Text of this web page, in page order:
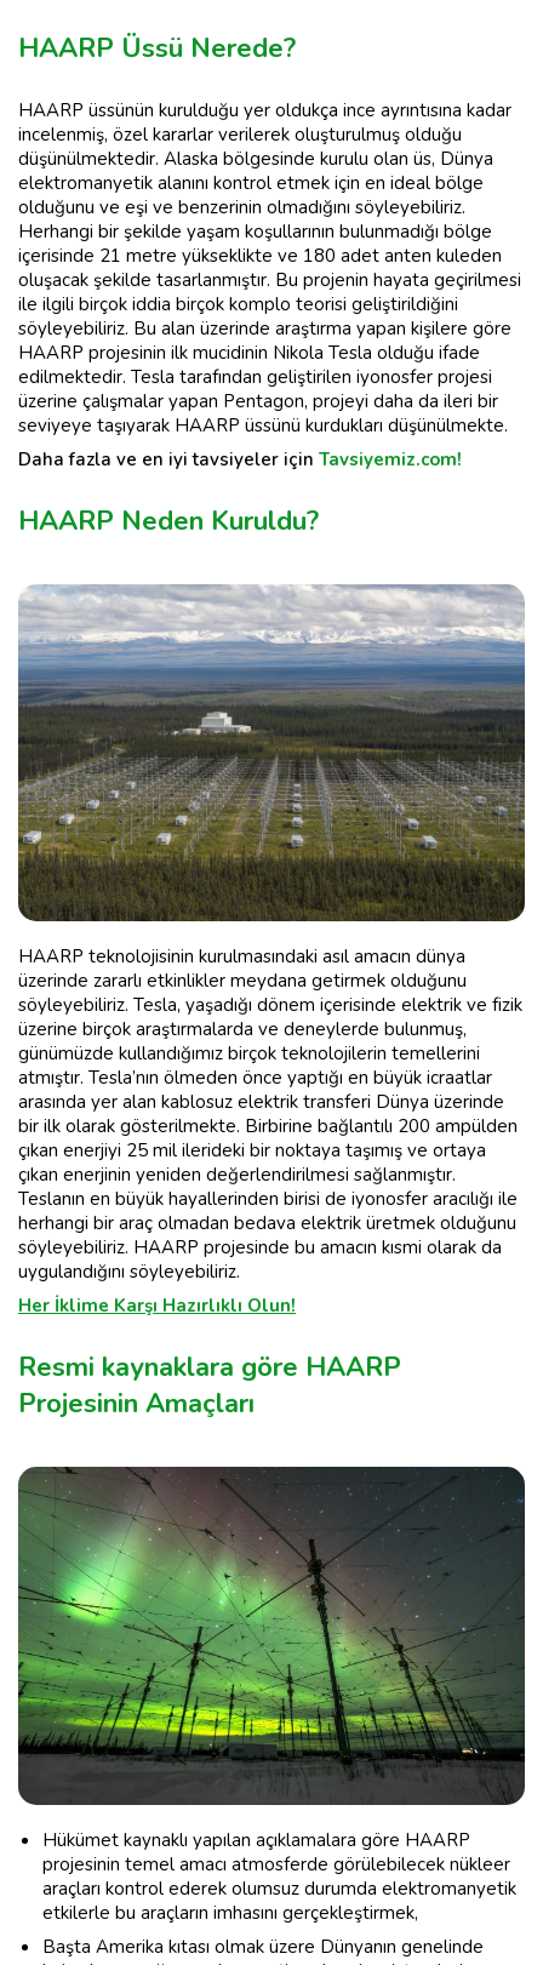
HAARP Üssü Nerede?
HAARP üssünün kurulduğu yer oldukça ince ayrıntısına kadar
incelenmiş, özel kararlar verilerek oluşturulmuş olduğu
düşünülmektedir. Alaska bölgesinde kurulu olan üs, Dünya
elektromanyetik alanını kontrol etmek için en ideal bölge
olduğunu ve eşi ve benzerinin olmadığını söyleyebiliriz.
Herhangi bir şekilde yaşam koşullarının bulunmadığı bölge
içerisinde 21 metre yükseklikte ve 180 adet anten kuleden
oluşacak şekilde tasarlanmıştır. Bu projenin hayata geçirilmesi
ile ilgili birçok iddia birçok komplo teorisi geliştirildiğini
söyleyebiliriz. Bu alan üzerinde araştırma yapan kişilere göre
HAARP projesinin ilk mucidinin Nikola Tesla olduğu ifade
edilmektedir. Tesla tarafından geliştirilen iyonosfer projesi
üzerine çalışmalar yapan Pentagon, projeyi daha da ileri bir
seviyeye taşıyarak HAARP üssünü kurdukları düşünülmekte.
Daha fazla ve en iyi tavsiyeler için Tavsiyemiz.com!
HAARP Neden Kuruldu?
HAARP teknolojisinin kurulmasındaki asıl amacın dünya
üzerinde zararlı etkinlikler meydana getirmek olduğunu
söyleyebiliriz. Tesla, yaşadığı dönem içerisinde elektrik ve fizik
üzerine birçok araştırmalarda ve deneylerde bulunmuş,
günümüzde kullandığımız birçok teknolojilerin temellerini
atmıştır. Tesla’nın ölmeden önce yaptığı en büyük icraatlar
arasında yer alan kablosuz elektrik transferi Dünya üzerinde
bir ilk olarak gösterilmekte. Birbirine bağlantılı 200 ampülden
çıkan enerjiyi 25 mil ilerideki bir noktaya taşımış ve ortaya
çıkan enerjinin yeniden değerlendirilmesi sağlanmıştır.
Teslanın en büyük hayallerinden birisi de iyonosfer aracılığı ile
herhangi bir araç olmadan bedava elektrik üretmek olduğunu
söyleyebiliriz. HAARP projesinde bu amacın kısmi olarak da
uygulandığını söyleyebiliriz.
Her İklime Karşı Hazırlıklı Olun!
Resmi kaynaklara göre HAARP
Projesinin Amaçları
Hükümet kaynaklı yapılan açıklamalara göre HAARP
projesinin temel amacı atmosferde görülebilecek nükleer
araçları kontrol ederek olumsuz durumda elektromanyetik
etkilerle bu araçların imhasını gerçekleştirmek,
Başta Amerika kıtası olmak üzere Dünyanın genelinde